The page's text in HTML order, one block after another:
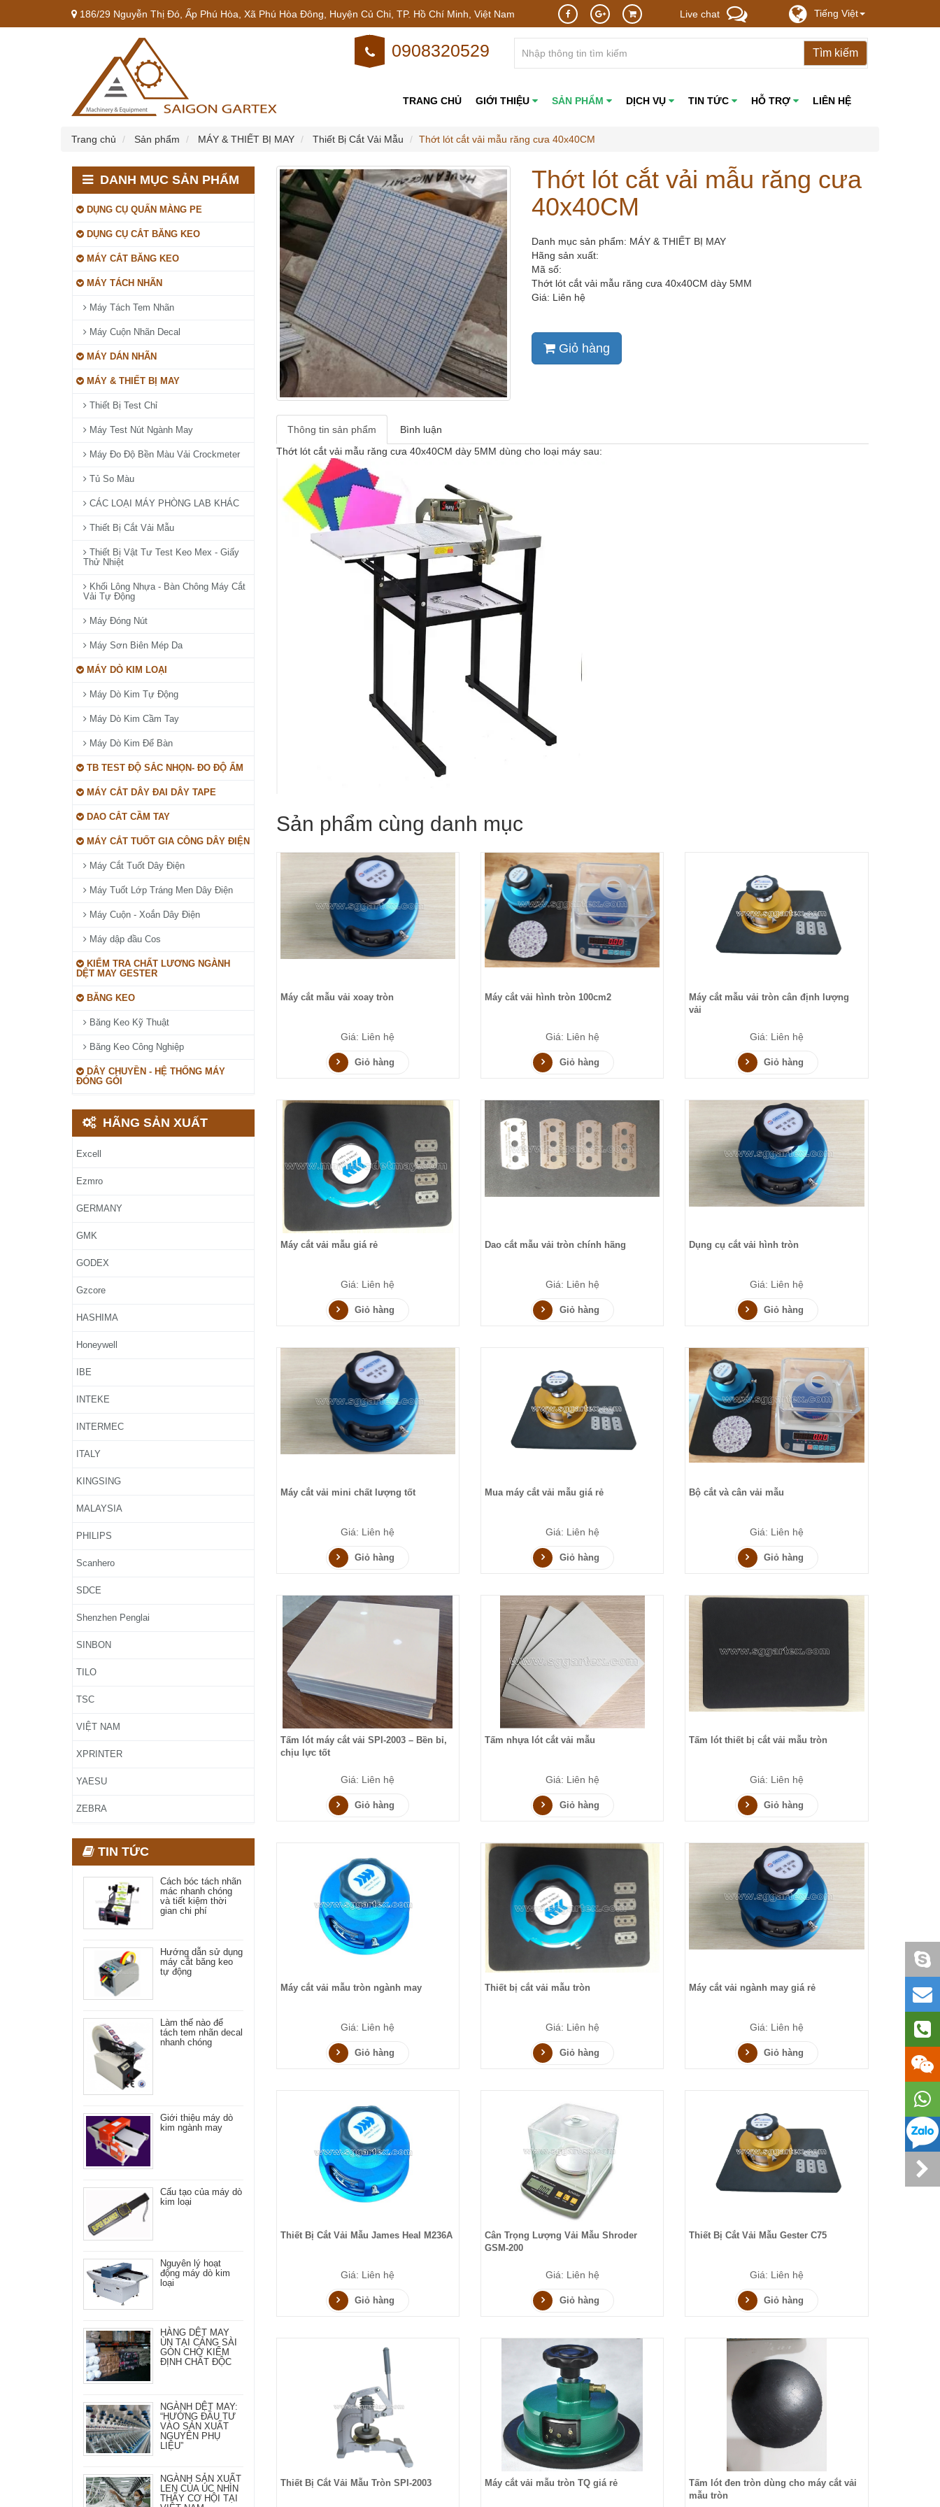
186/29 Nguyễn Thị Đó, Ấp Phú Hòa, Xã Phú Hòa Đông, Huyện Củ Chi, TP. Hồ Chí Minh, Việt Nam Live chat Tiếng Việt
0908320529
TRANG CHỦ GIỚI THIỆU SẢN PHẨM DỊCH VỤ TIN TỨC HỖ TRỢ LIÊN HỆ
Trang chủ Sản phẩm MÁY & THIẾT BỊ MAY Thiết Bị Cắt Vải Mẫu Thớt lót cắt vải mẫu răng cưa 40x40CM
Thớt lót cắt vải mẫu răng cưa
40x40CM
Danh mục sản phẩm: MÁY & THIẾT BỊ MAY
Hãng sản xuất:
Mã số:
Thớt lót cắt vải mẫu răng cưa 40x40CM dày 5MM
Giá: Liên hệ
Giỏ hàng
Thông tin sản phẩm
Bình luận
Thớt lót cắt vải mẫu răng cưa 40x40CM dày 5MM dùng cho loại máy sau:
Sản phẩm cùng danh mục
Máy cắt mẫu vải xoay tròn
Giá: Liên hệ
Giỏ hàng
Máy cắt vải hình tròn 100cm2
Giá: Liên hệ
Giỏ hàng
Máy cắt mẫu vải tròn cân định lượng
vải
Giá: Liên hệ
Giỏ hàng
Máy cắt vải mẫu giá rẻ
Giá: Liên hệ
Giỏ hàng
Dao cắt mẫu vải tròn chính hãng
Giá: Liên hệ
Giỏ hàng
Dụng cụ cắt vải hình tròn
Giá: Liên hệ
Giỏ hàng
Máy cắt vải mini chất lượng tốt
Giá: Liên hệ
Giỏ hàng
Mua máy cắt vải mẫu giá rẻ
Giá: Liên hệ
Giỏ hàng
Bộ cắt và cân vải mẫu
Giá: Liên hệ
Giỏ hàng
Tấm lót máy cắt vải SPI-2003 – Bền bỉ,
chịu lực tốt
Giá: Liên hệ
Giỏ hàng
Tấm nhựa lót cắt vải mẫu
Giá: Liên hệ
Giỏ hàng
Tấm lót thiết bị cắt vải mẫu tròn
Giá: Liên hệ
Giỏ hàng
Máy cắt vải mẫu tròn ngành may
Giá: Liên hệ
Giỏ hàng
Thiết bị cắt vải mẫu tròn
Giá: Liên hệ
Giỏ hàng
Máy cắt vải ngành may giá rẻ
Giá: Liên hệ
Giỏ hàng
Thiết Bị Cắt Vải Mẫu James Heal M236A
Giá: Liên hệ
Giỏ hàng
Cân Trọng Lượng Vải Mẫu Shroder
GSM-200
Giá: Liên hệ
Giỏ hàng
Thiết Bị Cắt Vải Mẫu Gester C75
Giá: Liên hệ
Giỏ hàng
Thiết Bị Cắt Vải Mẫu Tròn SPI-2003 Máy cắt vải mẫu tròn TQ giá rẻ
Tấm lót đen tròn dùng cho máy cắt vải
mẫu tròn
DANH MỤC SẢN PHẨM
DỤNG CỤ QUẤN MÀNG PE
DỤNG CỤ CẮT BĂNG KEO
MÁY CẮT BĂNG KEO
MÁY TÁCH NHÃN
Máy Tách Tem Nhãn
Máy Cuộn Nhãn Decal
MÁY DÁN NHÃN
MÁY & THIẾT BỊ MAY
Thiết Bị Test Chỉ
Máy Test Nút Ngành May
Máy Đo Độ Bền Màu Vải Crockmeter
Tủ So Màu
CÁC LOẠI MÁY PHÒNG LAB KHÁC
Thiết Bị Cắt Vải Mẫu
Thiết Bị Vật Tư Test Keo Mex - Giấy
Thử Nhiệt
Khối Lông Nhựa - Bàn Chông Máy Cắt
Vải Tự Động
Máy Đóng Nút
Máy Sơn Biên Mép Da
MÁY DÒ KIM LOẠI
Máy Dò Kim Tự Động
Máy Dò Kim Cầm Tay
Máy Dò Kim Để Bàn
TB TEST ĐỘ SẮC NHỌN- ĐO ĐỘ ẨM
MÁY CẮT DÂY ĐAI DÂY TAPE
DAO CẮT CẦM TAY
MÁY CẮT TUỐT GIA CÔNG DÂY ĐIỆN
Máy Cắt Tuốt Dây Điện
Máy Tuốt Lớp Tráng Men Dây Điện
Máy Cuộn - Xoắn Dây Điện
Máy dập đầu Cos
KIỂM TRA CHẤT LƯƠNG NGÀNH
DỆT MAY GESTER
BĂNG KEO
Băng Keo Kỹ Thuật
Băng Keo Công Nghiệp
DÂY CHUYỀN - HỆ THỐNG MÁY
ĐÓNG GÓI
HÃNG SẢN XUẤT
Excell
Ezmro
GERMANY
GMK
GODEX
Gzcore
HASHIMA
Honeywell
IBE
INTEKE
INTERMEC
ITALY
KINGSING
MALAYSIA
PHILIPS
Scanhero
SDCE
Shenzhen Penglai
SINBON
TILO
TSC
VIỆT NAM
XPRINTER
YAESU
ZEBRA
TIN TỨC
Cách bóc tách nhãn
mác nhanh chóng
và tiết kiệm thời
gian chi phí
Hướng dẫn sử dụng
máy cắt băng keo
tự động
Làm thế nào để
tách tem nhãn decal
nhanh chóng
Giới thiệu máy dò
kim ngành may
Cấu tạo của máy dò
kim loại
Nguyên lý hoạt
động máy dò kim
loại
HÀNG DỆT MAY
ÙN TẠI CẢNG SÀI
GÒN CHỜ KIỂM
ĐỊNH CHẤT ĐỘC
NGÀNH DỆT MAY:
“HƯỚNG ĐẦU TƯ
VÀO SẢN XUẤT
NGUYÊN PHỤ
LIỆU”
NGÀNH SẢN XUẤT
LEN CỦA ÚC NHÌN
THẤY CƠ HỘI TẠI